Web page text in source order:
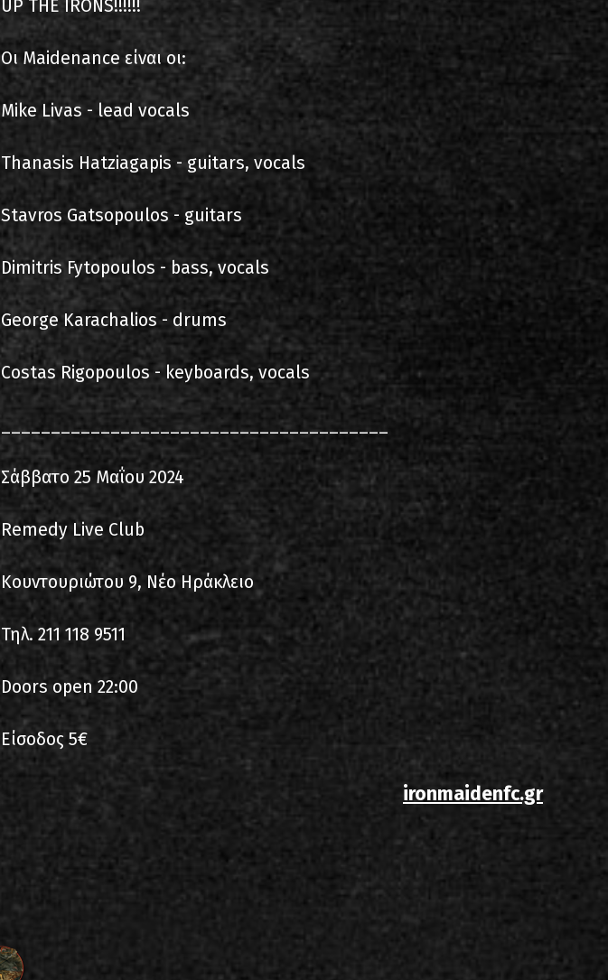
UP THE IRONS!!!!!!
Οι Maidenance είναι οι:
Mike Livas - lead vocals
Thanasis Hatziagapis - guitars, vocals
Stavros Gatsopoulos - guitars
Dimitris Fytopoulos - bass, vocals
George Karachalios - drums
Costas Rigopoulos - keyboards, vocals
_______________________________________
Σάββατο 25 Μαΐου 2024
Remedy Live Club
Kουντουριώτου 9, Νέο Ηράκλειο
Τηλ. 211 118 9511
Doors open 22:00
Είσοδος 5€
ironmaidenfc.gr